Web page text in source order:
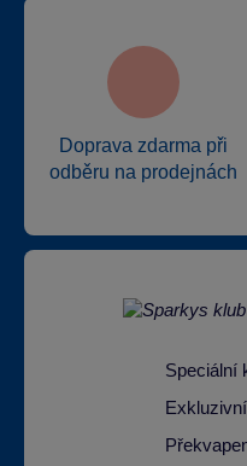
Doprava zdarma při
odběru na prodejnách
Speciální